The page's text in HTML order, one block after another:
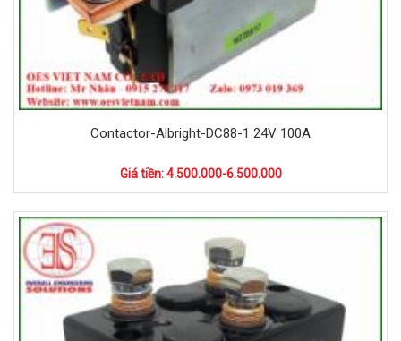
Contactor-Albright-DC88-1 24V 100A
Giá tiền: 4.500.000-6.500.000